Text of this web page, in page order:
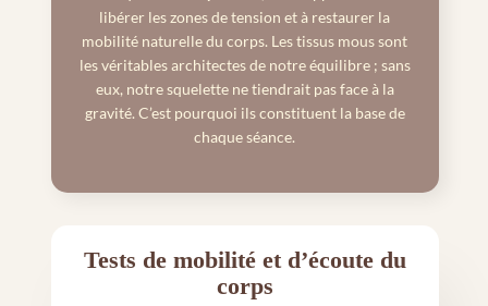
libérer les zones de tension et à restaurer la
mobilité naturelle du corps. Les tissus mous sont
les véritables architectes de notre équilibre ; sans
eux, notre squelette ne tiendrait pas face à la
gravité. C’est pourquoi ils constituent la base de
chaque séance.
Tests de mobilité et d’écoute du
corps